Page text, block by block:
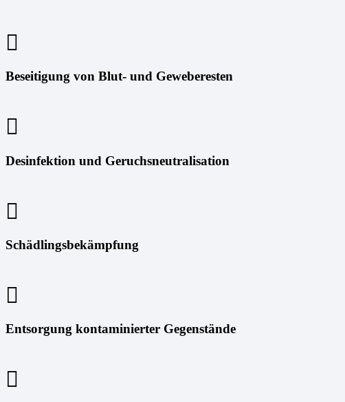
Beseitigung von Blut- und Geweberesten
Desinfektion und Geruchsneutralisation
Schädlingsbekämpfung
Entsorgung kontaminierter Gegenstände